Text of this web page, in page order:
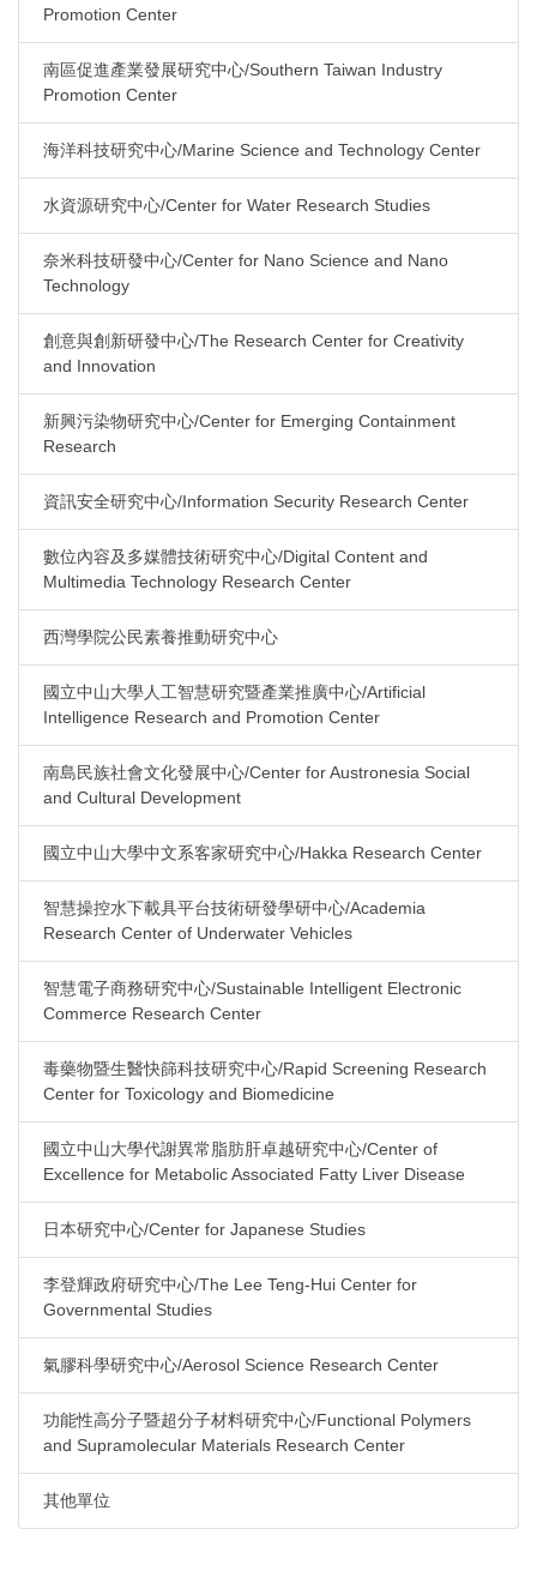
Promotion Center
南區促進產業發展研究中心/Southern Taiwan Industry
Promotion Center
海洋科技研究中心/Marine Science and Technology Center
水資源研究中心/Center for Water Research Studies
奈米科技研發中心/Center for Nano Science and Nano
Technology
創意與創新研發中心/The Research Center for Creativity
and Innovation
新興污染物研究中心/Center for Emerging Containment
Research
資訊安全研究中心/Information Security Research Center
數位內容及多媒體技術研究中心/Digital Content and
Multimedia Technology Research Center
西灣學院公民素養推動研究中心
國立中山大學人工智慧研究暨產業推廣中心/Artificial
Intelligence Research and Promotion Center
南島民族社會文化發展中心/Center for Austronesia Social
and Cultural Development
國立中山大學中文系客家研究中心/Hakka Research Center
智慧操控水下載具平台技術研發學研中心/Academia
Research Center of Underwater Vehicles
智慧電子商務研究中心/Sustainable Intelligent Electronic
Commerce Research Center
毒藥物暨生醫快篩科技研究中心/Rapid Screening Research
Center for Toxicology and Biomedicine
國立中山大學代謝異常脂肪肝卓越研究中心/Center of
Excellence for Metabolic Associated Fatty Liver Disease
日本研究中心/Center for Japanese Studies
李登輝政府研究中心/The Lee Teng-Hui Center for
Governmental Studies
氣膠科學研究中心/Aerosol Science Research Center
功能性高分子暨超分子材料研究中心/Functional Polymers
and Supramolecular Materials Research Center
其他單位